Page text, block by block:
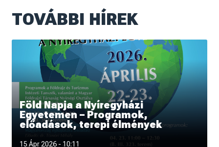
TOVÁBBI HÍREK
Föld Napja a Nyíregyházi
Egyetemen – Programok,
előadások, terepi élmények
Csatlakozz a Föld Napja alkalmából szervezett programok
15 Ápr 2026 - 10:11